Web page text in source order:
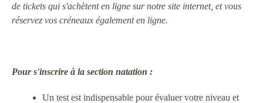
de tickets qui s'achètent en ligne sur notre site internet, et vous
réservez vos créneaux également en ligne.
Pour s'inscrire à la section natation :
Un test est indispensable pour évaluer votre niveau et